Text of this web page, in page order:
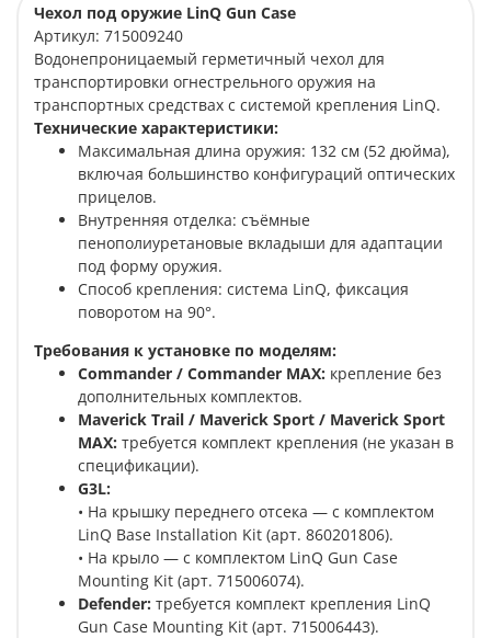
Чехол под оружие LinQ Gun Case
Артикул: 715009240
Водонепроницаемый герметичный чехол для
транспортировки огнестрельного оружия на
транспортных средствах с системой крепления LinQ.
Технические характеристики:
Максимальная длина оружия: 132 см (52 дюйма),
включая большинство конфигураций оптических
прицелов.
Внутренняя отделка: съёмные
пенополиуретановые вкладыши для адаптации
под форму оружия.
Способ крепления: система LinQ, фиксация
поворотом на 90°.
Требования к установке по моделям:
Commander / Commander MAX: крепление без
дополнительных комплектов.
Maverick Trail / Maverick Sport / Maverick Sport
MAX: требуется комплект крепления (не указан в
спецификации).
G3L:
• На крышку переднего отсека — с комплектом
LinQ Base Installation Kit (арт. 860201806).
• На крыло — с комплектом LinQ Gun Case
Mounting Kit (арт. 715006074).
Defender: требуется комплект крепления LinQ
Gun Case Mounting Kit (арт. 715006443).